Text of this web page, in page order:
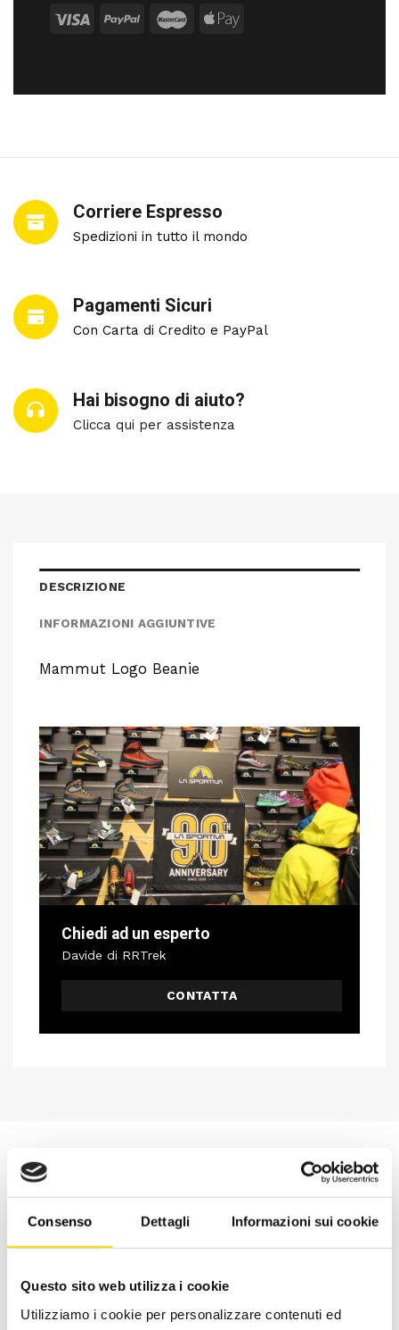
Consenso Dettagli Informazioni sui cookie
Questo sito web utilizza i cookie
Utilizziamo i cookie per personalizzare contenuti ed
Corriere Espresso
Spedizioni in tutto il mondo
Pagamenti Sicuri
Con Carta di Credito e PayPal
Hai bisogno di aiuto?
Clicca qui per assistenza
Chiedi ad un esperto
Davide di RRTrek
CONTATTA
DESCRIZIONE
INFORMAZIONI AGGIUNTIVE
Mammut Logo Beanie